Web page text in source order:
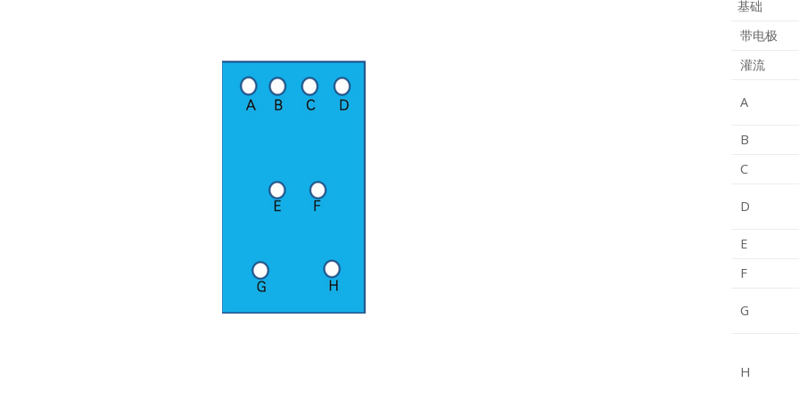
基础
带电极
灌流
A
B
C
D
E
F
G
H